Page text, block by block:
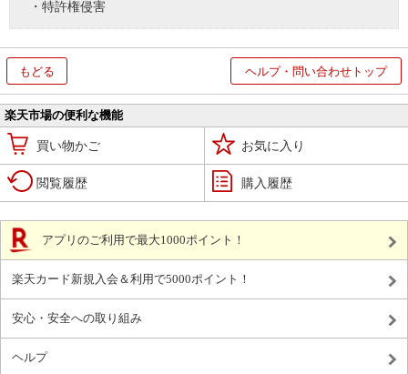
・特許権侵害
もどる ヘルプ・問い合わせトップ
楽天市場の便利な機能
買い物かご お気に入り
閲覧履歴 購入履歴
アプリのご利用で最大1000ポイント！
楽天カード新規入会＆利用で5000ポイント！
安心・安全への取り組み
ヘルプ